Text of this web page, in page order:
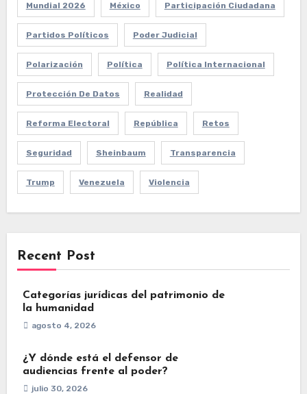
Mundial 2026 México Participación Ciudadana
Partidos Políticos Poder Judicial
Polarización Política Política Internacional
Protección De Datos Realidad
Reforma Electoral República Retos
Seguridad Sheinbaum Transparencia
Trump Venezuela Violencia
Recent Post
Categorías jurídicas del patrimonio de
la humanidad
agosto 4, 2026
¿Y dónde está el defensor de
audiencias frente al poder?
julio 30, 2026